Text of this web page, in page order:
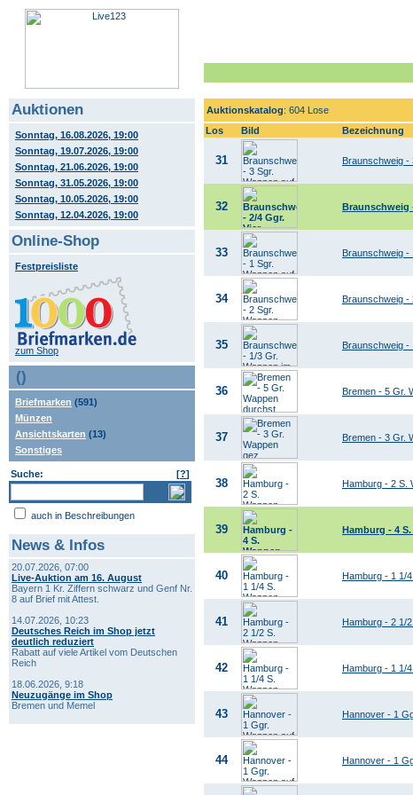
Auktionen
Sonntag, 16.08.2026, 19:00
Sonntag, 19.07.2026, 19:00
Sonntag, 21.06.2026, 19:00
Sonntag, 31.05.2026, 19:00
Sonntag, 10.05.2026, 19:00
Sonntag, 12.04.2026, 19:00
Online-Shop
Festpreisliste
zum Shop
()
Briefmarken (591)
Münzen
Ansichtskarten (13)
Sonstiges
Suche: [?]
auch in Beschreibungen
News & Infos
20.07.2026, 07:00
Live-Auktion am 16. August
Bayern 1 Kr. Ziffern schwarz und Genf Nr.
8 auf Brief mit Attest.
14.07.2026, 10:23
Deutsches Reich im Shop jetzt
deutlich reduziert
Rabatt auf viele Artikel vom Deutschen
Reich
18.06.2026, 9:18
Neuzugänge im Shop
Bremen und Memel
Auktionskatalog: 604 Lose
Los
Bild Bezeichnung
31 Braunschweig -
32 Braunschweig
33 Braunschweig -
34 Braunschweig -
35 Braunschweig -
36 Bremen - 5 Gr.
37 Bremen - 3 Gr.
38 Hamburg - 2 S.
39 Hamburg - 4
40 Hamburg - 1 1/
41 Hamburg - 2 1/
42 Hamburg - 1 1/
43 Hannover - 1
44 Hannover - 1